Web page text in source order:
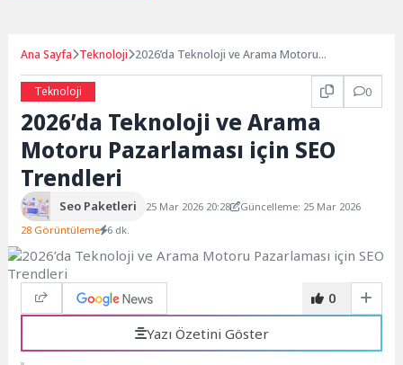
Ana Sayfa Teknoloji 2026’da Teknoloji ve Arama Motoru
Teknoloji
0
2026’da Teknoloji ve Arama
Motoru Pazarlaması için SEO
Trendleri
Seo Paketleri 25 Mar 2026 20:28
Güncelleme: 25 Mar 2026
28 Görüntüleme 6 dk.
0
Yazı Özetini Göster